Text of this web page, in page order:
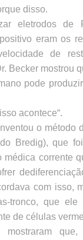
disso.
eletrodos de
eram os
de
Becker mostrou
pode
acontece“.
o método
Bredig), que
médica corrente
com isso,
tronco, que ele
de células
mostraram